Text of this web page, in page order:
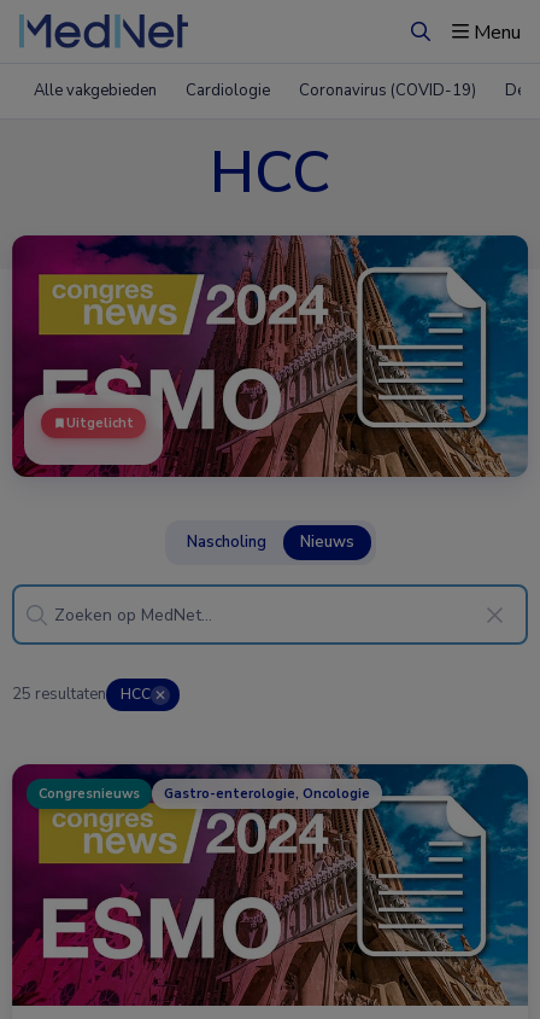
ZoekenMenu
Alle vakgebieden Cardiologie Coronavirus (COVID-19)
HCC
Uitgelicht
Nascholing Nieuws
25 resultaten HCC ✕
Congresnieuws Gastro-enterologie, Oncologie